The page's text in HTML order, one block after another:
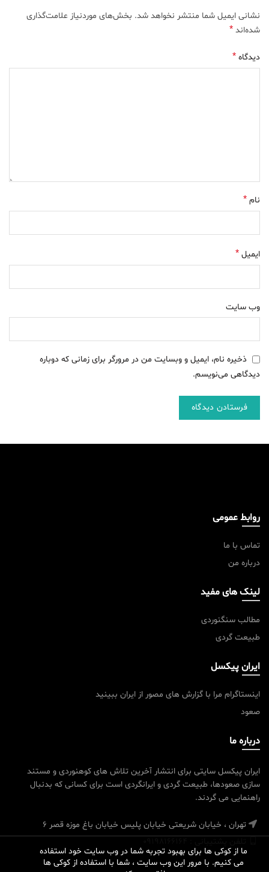
نشانی ایمیل شما منتشر نخواهد شد. بخش‌های موردنیاز علامت‌گذاری
شده‌اند *
دیدگاه *
نام *
ایمیل *
وب‌ سایت
ذخیره نام، ایمیل و وبسایت من در مرورگر برای زمانی که دوباره
دیدگاهی می‌نویسم.
روابط عمومی
تماس با ما
درباره من
لینک های مفید
مطالب سنگنوردی
طبیعت گردی
ایران پیکسل
اینستاگرام مرا با گزارش های مصور از ایران ببینید
صعود
درباره ما
ایران پیکسل سایتی برای انتشار آخرین تلاش های کوهنوردی و مستند
سازی صعودها، طبیعت گردی و ایرانگردی است برای کسانی که بدنبال
راهنمایی می گردند.
تهران ، خیابان شریعتی خیابان پلیس خیابان باغ موزه قصر 6
ما از کوکی ها برای بهبود تجربه شما در وب سایت خود استفاده
می کنیم. با مرور این وب سایت ، شما با استفاده از کوکی ها